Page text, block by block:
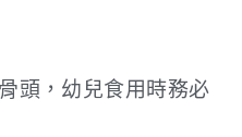
頭，幼兒食用時務必